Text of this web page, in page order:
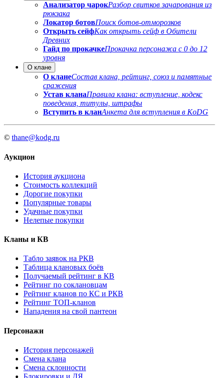
Анализатор чарокРазбор свитков зачарования из
рюкзака
Локатор ботовПоиск ботов-отморозков
Открыть сейфКак открыть сейф в Обители
Древних
Гайд по прокачкеПрокачка персонажа с 0 до 12
уровня
О клане
О кланеСостав клана, рейтинг, союз и памятные
сражения
Устав кланаПравила клана: вступление, кодекс
поведения, титулы, штрафы
Вступить в кланАнкета для вступления в KoDG
© thane@kodg.ru
Аукцион
История аукциона
Стоимость коллекций
Дорогие покупки
Популярные товары
Удачные покупки
Нелепые покупки
Кланы и КВ
Табло заявок на РКВ
Таблица клановых боёв
Получаемый рейтинг в КВ
Рейтинг по соклановцам
Рейтинг кланов по КС и РКВ
Рейтинг ТОП-кланов
Нападения на свой пантеон
Персонажи
История персонажей
Смена клана
Смена склонности
Блокировки и ДЯ